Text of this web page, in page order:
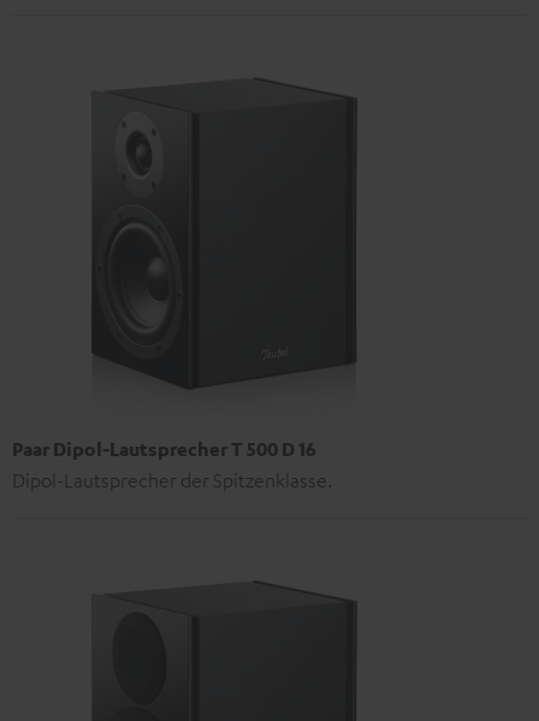
Paar Dipol-Lautsprecher T 500 D 16
Dipol-Lautsprecher der Spitzenklasse.